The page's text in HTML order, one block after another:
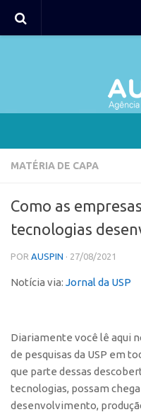
Agência
Coordenação
Polos
Polo Capital
Polo Lorena
Programas
Bolsa
Bolsa Startup
MATÉRIA DE CAPA
Como as
tecnologias
POR AUSPIN · 27/08/2021
Notícia via: Jornal da USP
Diariamente você lê aqui
de pesquisas da USP em
que parte dessas
tecnologias, possam
desenvolvimento,